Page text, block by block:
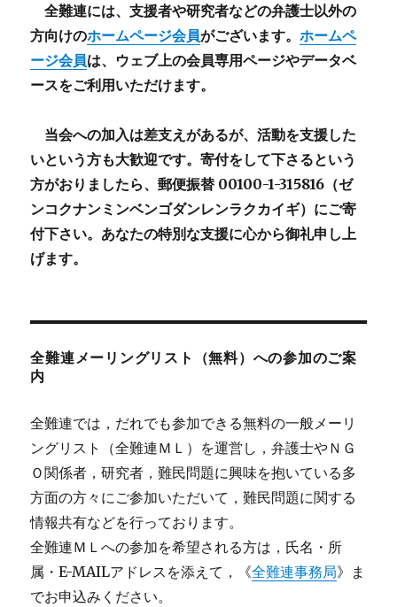
全難連には、支援者や研究者などの弁護士以外の
方向けのホームページ会員がございます。ホームペ
ージ会員は、ウェブ上の会員専用ページやデータベ
ースをご利用いただけます。
当会への加入は差支えがあるが、活動を支援した
いという方も大歓迎です。寄付をして下さるという
方がおりましたら、郵便振替 00100-1-315816（ゼ
ンコクナンミンベンゴダンレンラクカイギ）にご寄
付下さい。あなたの特別な支援に心から御礼申し上
げます。
全難連メーリングリスト（無料）への参加のご案
内
全難連では，だれでも参加できる無料の一般メーリ
ングリスト（全難連ＭＬ）を運営し，弁護士やＮＧ
Ｏ関係者，研究者，難民問題に興味を抱いている多
方面の方々にご参加いただいて，難民問題に関する
情報共有などを行っております。
全難連ＭＬへの参加を希望される方は，氏名・所
属・E-MAILアドレスを添えて，《全難連事務局》ま
でお申込みください。